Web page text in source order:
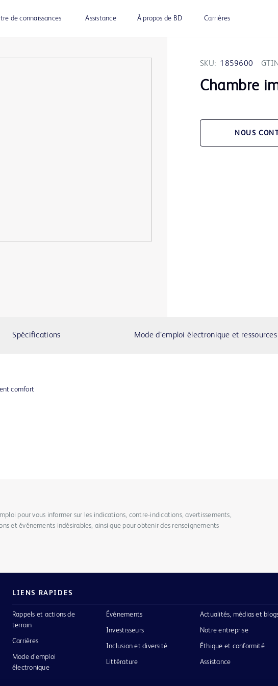
de connaissances Assistance À propos de BD Carrières
SKU: 1859600
Chambre
NOUS
Spécifications Mode d’emploi électronique et ressources
comfort
pour vous informer sur les indications, contre-indications, avertissements,
et événements indésirables, ainsi que pour obtenir des renseignements
LIENS RAPIDES
Rappels et actions de
terrain
Carrières
Mode d’emploi
électronique
Événements
Investisseurs
Inclusion et diversité
Littérature
Actualités, médias et
Notre entreprise
Éthique et conformité
Assistance